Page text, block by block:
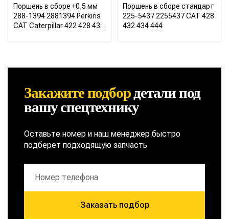
Поршень в сборе +0,5 мм
288-1394 2881394 Perkins
CAT Caterpillar 422 428 432
Поршень в сборе стандарт
225-5437 2255437 CAT 428
432 434 444
Закажите подбордеталипод
вашу спецтехнику
Оставьте номер и наш менеджер быстро
подберет подходящую запчасть
Заказать подбор